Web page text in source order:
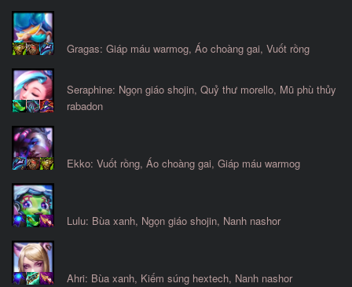
Gragas: Giáp máu warmog, Áo choàng gai, Vuốt rồng
Seraphine: Ngọn giáo shojin, Quỷ thư morello, Mũ phù thủy
rabadon
Ekko: Vuốt rồng, Áo choàng gai, Giáp máu warmog
Lulu: Bùa xanh, Ngọn giáo shojin, Nanh nashor
Ahri: Bùa xanh, Kiếm súng hextech, Nanh nashor